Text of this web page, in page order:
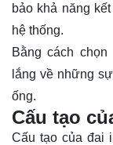
bảo khả năng
hệ thống.
Bằng cách
lắng về những
ống.
Cấu tạo
Cấu tạo của đai